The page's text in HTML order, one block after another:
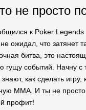
не просто
к Poker Legends
ожидал, что затянет
битва, это
гущу событий. Начну с
как сделать игру,
ММА. И ты не
профит!